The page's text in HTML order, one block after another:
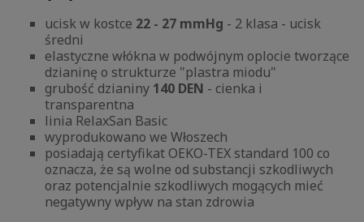
ucisk w kostce 22 - 27 mmHg - 2 klasa - ucisk
średni
elastyczne włókna w podwójnym oplocie tworzące
dzianinę o strukturze "plastra miodu"
grubość dzianiny 140 DEN - cienka i
transparentna
linia RelaxSan Basic
wyprodukowano we Włoszech
posiadają certyfikat OEKO-TEX standard 100 co
oznacza, że są wolne od substancji szkodliwych
oraz potencjalnie szkodliwych mogących mieć
negatywny wpływ na stan zdrowia